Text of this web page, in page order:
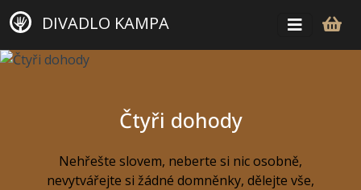
DIVADLO KAMPA
Čtyři dohody
Nehřešte slovem, neberte si nic osobně,
nevytvářejte si žádné domněnky, dělejte vše,